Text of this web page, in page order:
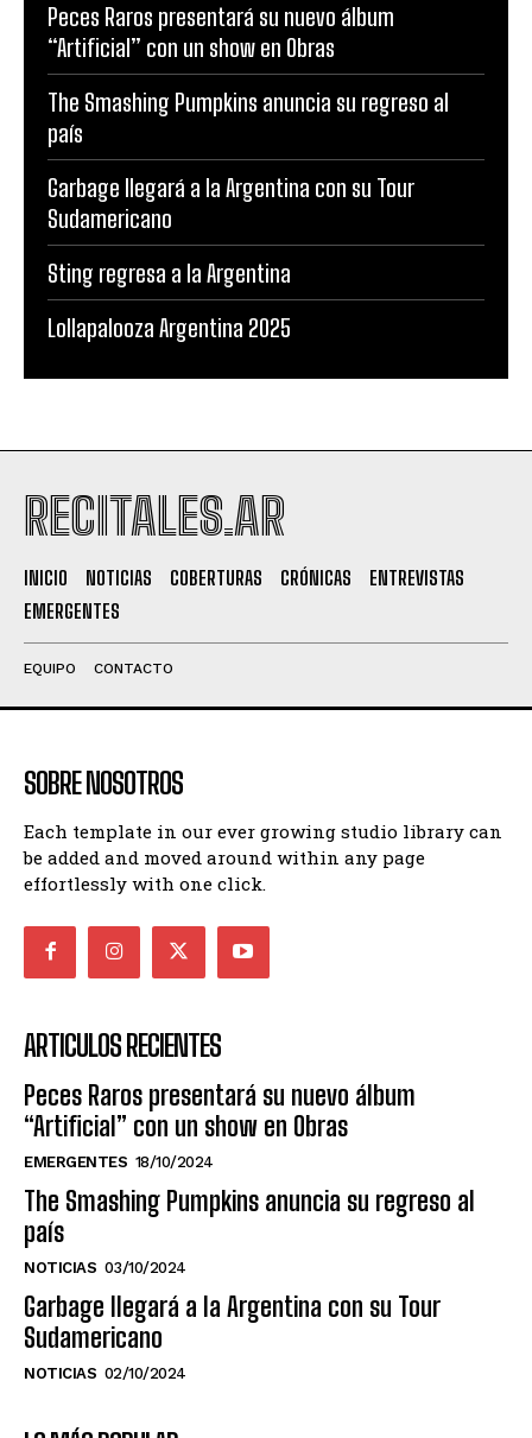
Peces Raros presentará su nuevo álbum
“Artificial” con un show en Obras
The Smashing Pumpkins anuncia su regreso al
país
Garbage llegará a la Argentina con su Tour
Sudamericano
Sting regresa a la Argentina
Lollapalooza Argentina 2025
RECITALES.AR
INICIO NOTICIAS COBERTURAS CRÓNICAS
ENTREVISTAS
EMERGENTES
EQUIPO CONTACTO
SOBRE NOSOTROS
Each template in our ever growing studio library can
be added and moved around within any page
effortlessly with one click.
ARTICULOS RECIENTES
Peces Raros presentará su nuevo álbum
“Artificial” con un show en Obras
EMERGENTES 18/10/2024
The Smashing Pumpkins anuncia su regreso al
país
NOTICIAS 03/10/2024
Garbage llegará a la Argentina con su Tour
Sudamericano
NOTICIAS 02/10/2024